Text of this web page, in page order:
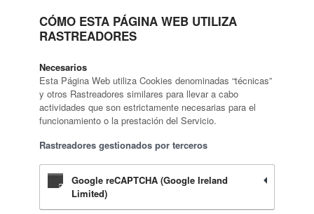
CÓMO ESTA PÁGINA WEB UTILIZA
RASTREADORES
Necesarios
Esta Página Web utiliza Cookies denominadas “técnicas”
y otros Rastreadores similares para llevar a cabo
actividades que son estrictamente necesarias para el
funcionamiento o la prestación del Servicio.
Rastreadores gestionados por terceros
Google reCAPTCHA (Google Ireland
Limited)